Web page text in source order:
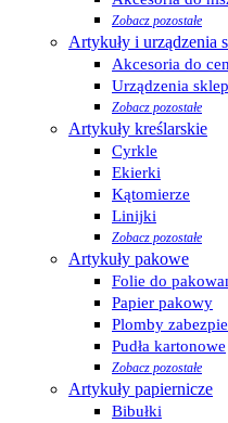
Zobacz pozostałe
Artykuły i urządzenia
Akcesoria do
Urządzenia
Zobacz pozostałe
Artykuły kreślarskie
Cyrkle
Ekierki
Kątomierze
Linijki
Zobacz pozostałe
Artykuły pakowe
Folie do
Papier pakowy
Plomby
Pudła kartonowe
Zobacz pozostałe
Artykuły papiernicze
Bibułki